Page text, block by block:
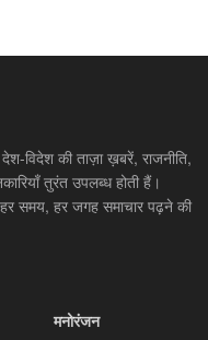
की ताज़ा ख़बरें, राजनीति,
तुरंत उपलब्ध होती हैं।
समय, हर जगह समाचार पढ़ने की
मनोरंजन